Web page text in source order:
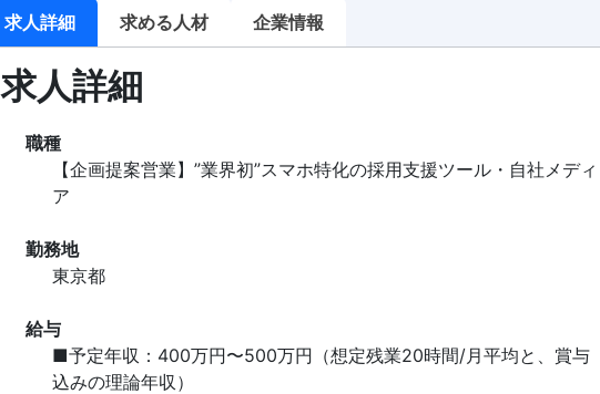
求人詳細 求める人材 企業情報
求人詳細
職種
【企画提案営業】”業界初”スマホ特化の採用支援ツール・自社メディ
ア
勤務地
東京都
給与
■予定年収：400万円〜500万円（想定残業20時間/月平均と、賞与
込みの理論年収）